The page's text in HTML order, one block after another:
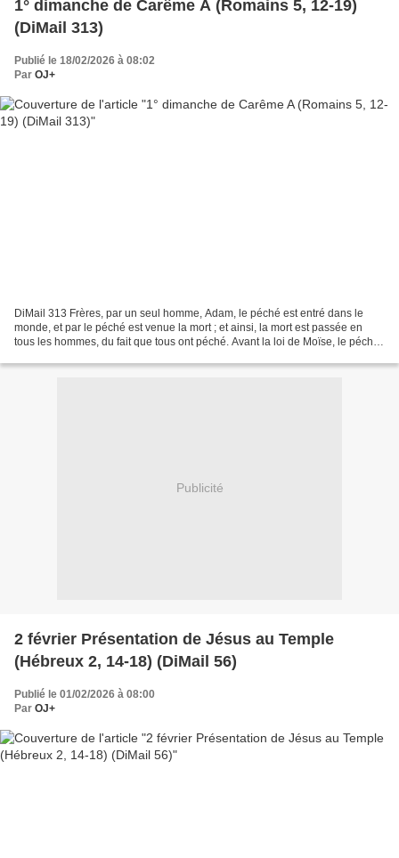
1° dimanche de Carême A (Romains 5, 12-19)
(DiMail 313)
Publié le 18/02/2026 à 08:02
Par OJ+
DiMail 313 Frères, par un seul homme, Adam, le péché est entré dans le
monde, et par le péché est venue la mort ; et ainsi, la mort est passée en
tous les hommes, du fait que tous ont péché. Avant la loi de Moïse, le péché
Publicité
2 février Présentation de Jésus au Temple
(Hébreux 2, 14-18) (DiMail 56)
Publié le 01/02/2026 à 08:00
Par OJ+